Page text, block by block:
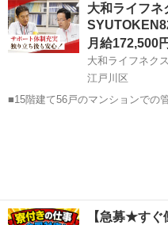
みで夜勤は一切ありません！ 福利
定してお仕事できる環境です。 ...
大和ライフ
月給172,500円
大和ライフネク
江戸川区
■15階建て56戸のマンションでの
【急募★すぐ